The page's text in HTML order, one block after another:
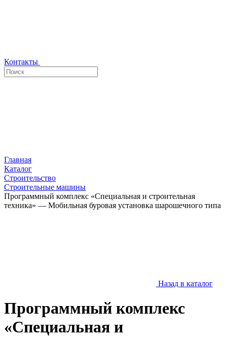
Контакты
Главная
Каталог
Строительство
Строительные машины
Программный комплекс «Специальная и строительная
техника» — Мобильная буровая установка шарошечного типа
Назад в каталог
Программный комплекс
«Специальная и